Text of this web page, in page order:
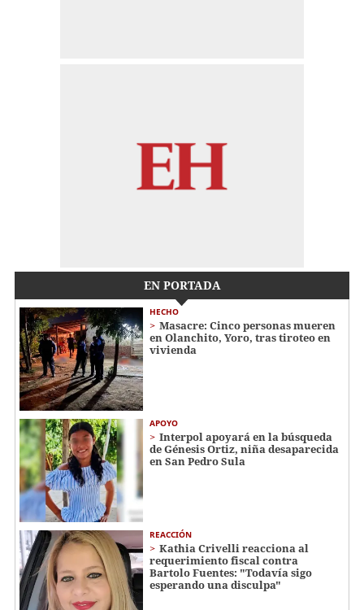
EN PORTADA
HECHO
Masacre: Cinco personas mueren
en Olanchito, Yoro, tras tiroteo en
vivienda
APOYO
Interpol apoyará en la búsqueda
de Génesis Ortiz, niña desaparecida
en San Pedro Sula
REACCIÓN
Kathia Crivelli reacciona al
requerimiento fiscal contra
Bartolo Fuentes: "Todavía sigo
esperando una disculpa"